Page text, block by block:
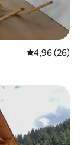
4,96 de uma
4,96 (26)